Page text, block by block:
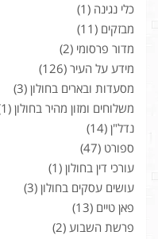
כלי נגינה (1)
מבזקים (11)
מדור פרסומי (2)
מידע על העיר (126)
מסעדות ובארים בחולון (3)
משלוחים ומזון מהיר בחולון (1)
נדל"ן (14)
ספורט (47)
עורכי דין בחולון (1)
עושים עסקים בחולון (3)
פאן טיים (13)
פרשת השבוע (2)